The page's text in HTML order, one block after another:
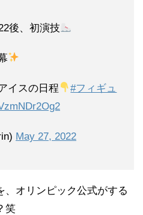
後、初演技
イスの日程
#フィギュ
May 27, 2022
、オリンピック公式がする
笑